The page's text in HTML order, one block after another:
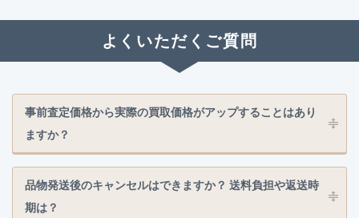
よくいただくご質問
事前査定価格から実際の買取価格がアップすることはあり
ますか？
品物発送後のキャンセルはできますか？ 送料負担や返送時
期は？